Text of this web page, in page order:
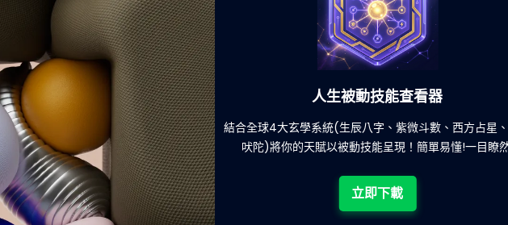
麽
合,以後免除晚餐吃什麽的煩
載
人生被動技能查看器
結合全球4大玄學系統(生辰八字、紫微斗數、西方占星、印度
吠陀)將你的天賦以被動技能呈現！簡單易懂!一目瞭然!